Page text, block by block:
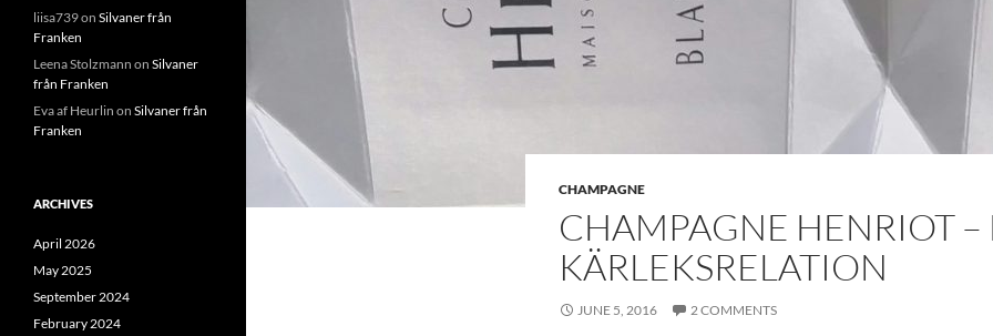
CHAMPAGNE
CHAMPAGNE HENRIOT –
KÄRLEKSRELATION
JUNE 5, 2016 2 COMMENTS
liisa739on Silvaner från
Franken
Leena Stolzmann on Silvaner
från Franken
Eva af Heurlin on Silvaner från
Franken
ARCHIVES
April 2026
May 2025
September 2024
February 2024